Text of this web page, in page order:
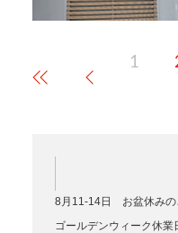
1
8月11-14日 お盆休みの
ゴールデンウィーク休業